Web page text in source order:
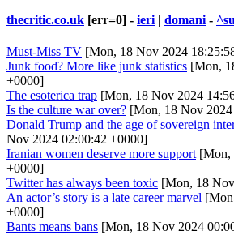
thecritic.co.uk [err=0] - ieri | domani -
Must-Miss TV [Mon, 18 Nov 2024
Junk food? More like junk statistics [Mon,
+0000]
The esoterica trap [Mon, 18 Nov 2024
Is the culture war over? [Mon, 18 Nov
Donald Trump and the age of sovereign
Nov 2024 02:00:42 +0000]
Iranian women deserve more support[Mon,
+0000]
Twitter has always been toxic [Mon, 18
An actor’s story is a late career marvel
+0000]
Bants means bans [Mon, 18 Nov 2024